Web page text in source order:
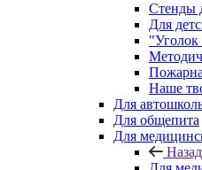
Стенды
Для
Наше
Для
Для общепита
Для
Назад